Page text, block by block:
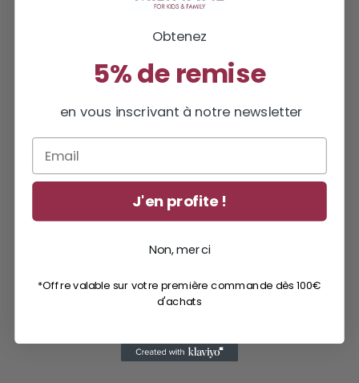
Obtenez
5% de remise
en vous inscrivant à notre newsletter
J'en profite !
Non, merci
*Offre valable sur votre première commande dès 100€
d'achats